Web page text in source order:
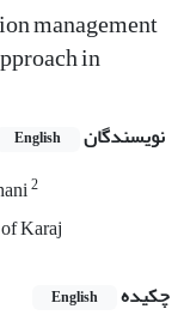
management
in
نویسندگان English
2
Karaj
چکیده
English